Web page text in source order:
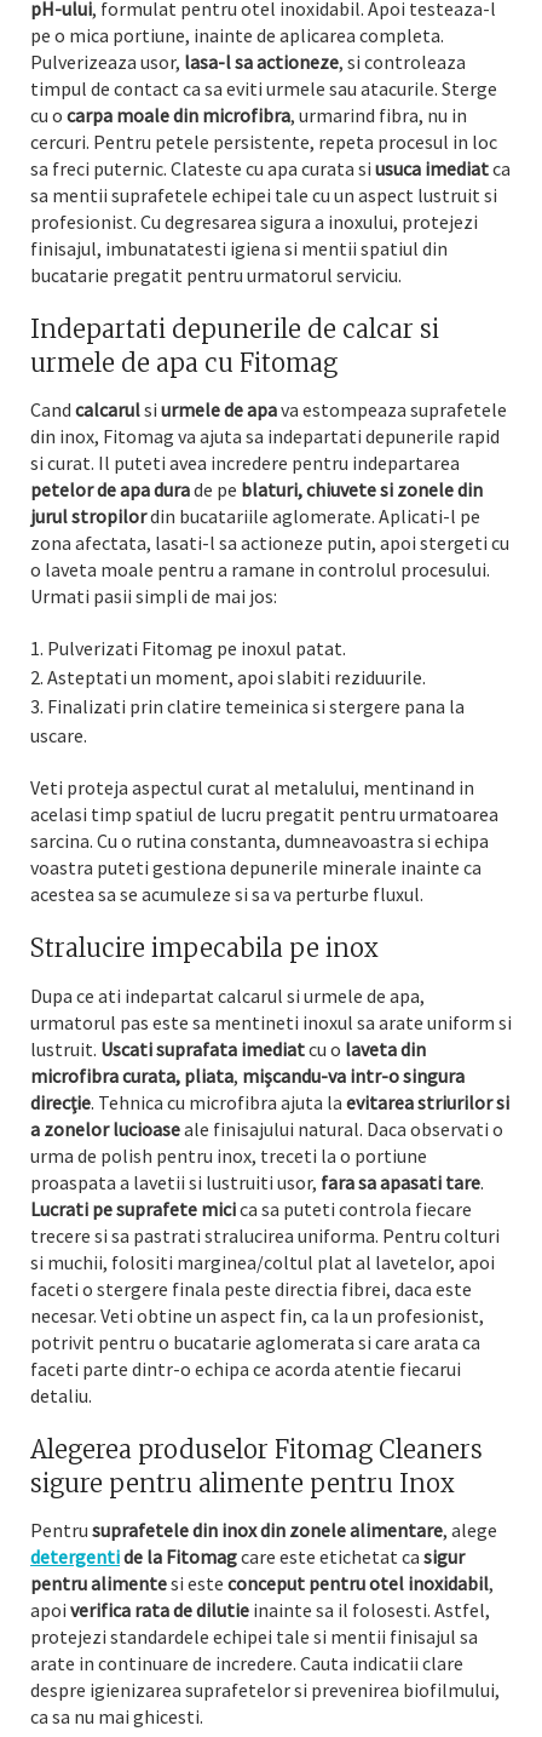
pH-ului, formulat pentru otel inoxidabil. Apoi testeaza-l
pe o mica portiune, inainte de aplicarea completa.
Pulverizeaza usor, lasa-l sa actioneze, si controleaza
timpul de contact ca sa eviti urmele sau atacurile. Sterge
cu o carpa moale din microfibra, urmarind fibra, nu in
cercuri. Pentru petele persistente, repeta procesul in loc
sa freci puternic. Clateste cu apa curata si usuca imediatca
sa mentii suprafetele echipei tale cu un aspect lustruit si
profesionist. Cu degresarea sigura a inoxului, protejezi
finisajul, imbunatatesti igiena si mentii spatiul din
bucatarie pregatit pentru urmatorul serviciu.
Indepartati depunerile de calcar si
urmele de apa cu Fitomag
Cand calcarulsi urmele de apava estompeaza suprafetele
din inox, Fitomag va ajuta sa indepartati depunerile rapid
si curat. Il puteti avea incredere pentru indepartarea
petelor de apa durade pe blaturi, chiuvete si zonele din
jurul stropilordin bucatariile aglomerate. Aplicati-l pe
zona afectata, lasati-l sa actioneze putin, apoi stergeti cu
o laveta moale pentru a ramane in controlul procesului.
Urmati pasii simpli de mai jos:
Pulverizati Fitomag pe inoxul patat.
Asteptati un moment, apoi slabiti reziduurile.
Finalizati prin clatire temeinica si stergere pana la
uscare.
Veti proteja aspectul curat al metalului, mentinand in
acelasi timp spatiul de lucru pregatit pentru urmatoarea
sarcina. Cu o rutina constanta, dumneavoastra si echipa
voastra puteti gestiona depunerile minerale inainte ca
acestea sa se acumuleze si sa va perturbe fluxul.
Stralucire impecabila pe inox
Dupa ce ati indepartat calcarul si urmele de apa,
urmatorul pas este sa mentineti inoxul sa arate uniform si
lustruit. Uscati suprafata imediatcu o laveta din
microfibra curata, pliata, mişcandu-va intr-o singura
direcţie. Tehnica cu microfibra ajuta la evitarea striurilor si
a zonelor lucioaseale finisajului natural. Daca observati o
urma de polish pentru inox, treceti la o portiune
proaspata a lavetii si lustruiti usor, fara sa apasati tare.
Lucrati pe suprafete micica sa puteti controla fiecare
trecere si sa pastrati stralucirea uniforma. Pentru colturi
si muchii, folositi marginea/coltul plat al lavetelor, apoi
faceti o stergere finala peste directia fibrei, daca este
necesar. Veti obtine un aspect fin, ca la un profesionist,
potrivit pentru o bucatarie aglomerata si care arata ca
faceti parte dintr-o echipa ce acorda atentie fiecarui
detaliu.
Alegerea produselor Fitomag Cleaners
sigure pentru alimente pentru Inox
Pentru suprafetele din inox din zonele alimentare, alege
detergentide la Fitomagcare este etichetat ca sigur
pentru alimentesi este conceput pentru otel inoxidabil,
apoi verifica rata de dilutie inainte sa il folosesti. Astfel,
protejezi standardele echipei tale si mentii finisajul sa
arate in continuare de incredere. Cauta indicatii clare
despre igienizarea suprafetelor si prevenirea biofilmului,
ca sa nu mai ghicesti.